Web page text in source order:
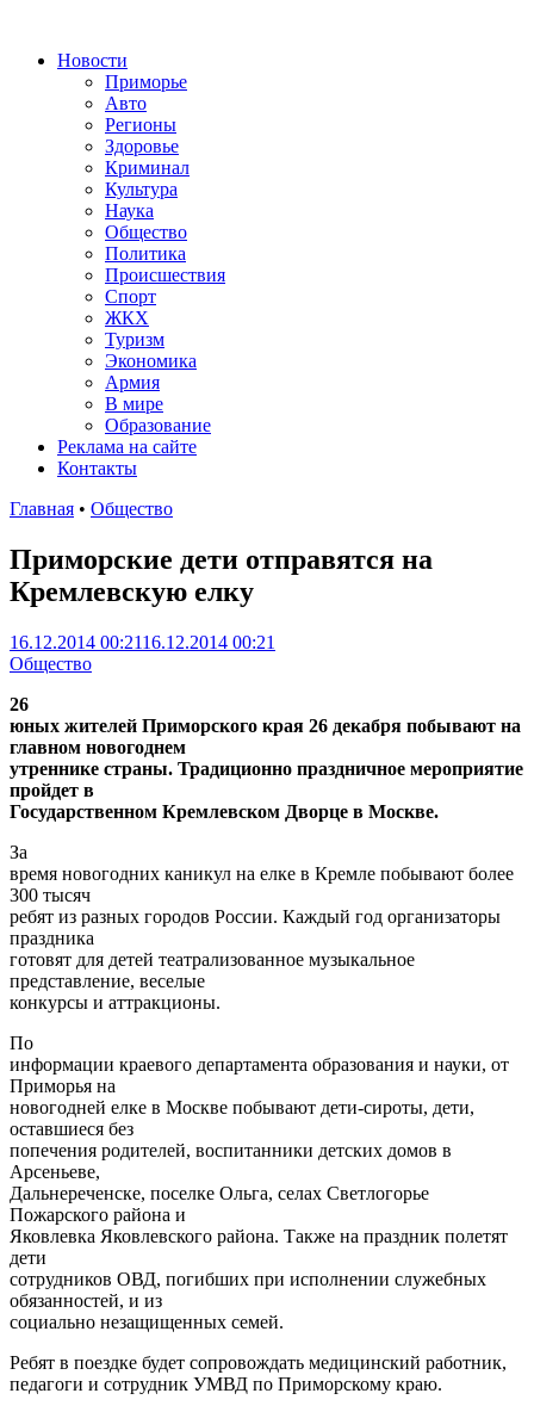
Новости
Приморье
Авто
Регионы
Здоровье
Криминал
Культура
Наука
Общество
Политика
Происшествия
Спорт
ЖКХ
Туризм
Экономика
Армия
В мире
Образование
Реклама на сайте
Контакты
Главная • Общество
Приморские дети отправятся на
Кремлевcкую елку
16.12.2014 00:2116.12.2014 00:21
Общество
26
юных жителей Приморского края 26 декабря побывают на
главном новогоднем
утреннике страны. Традиционно праздничное мероприятие
пройдет в
Государственном Кремлевском Дворце в Москве.
За
время новогодних каникул на елке в Кремле побывают более
300 тысяч
ребят из разных городов России. Каждый год организаторы
праздника
готовят для детей театрализованное музыкальное
представление, веселые
конкурсы и аттракционы.
По
информации краевого департамента образования и науки, от
Приморья на
новогодней елке в Москве побывают дети-сироты, дети,
оставшиеся без
попечения родителей, воспитанники детских домов в
Арсеньеве,
Дальнереченске, поселке Ольга, селах Светлогорье
Пожарского района и
Яковлевка Яковлевского района. Также на праздник полетят
дети
сотрудников ОВД, погибших при исполнении служебных
обязанностей, и из
социально незащищенных семей.
Ребят в поездке будет сопровождать медицинский работник,
педагоги и сотрудник УМВД по Приморскому краю.